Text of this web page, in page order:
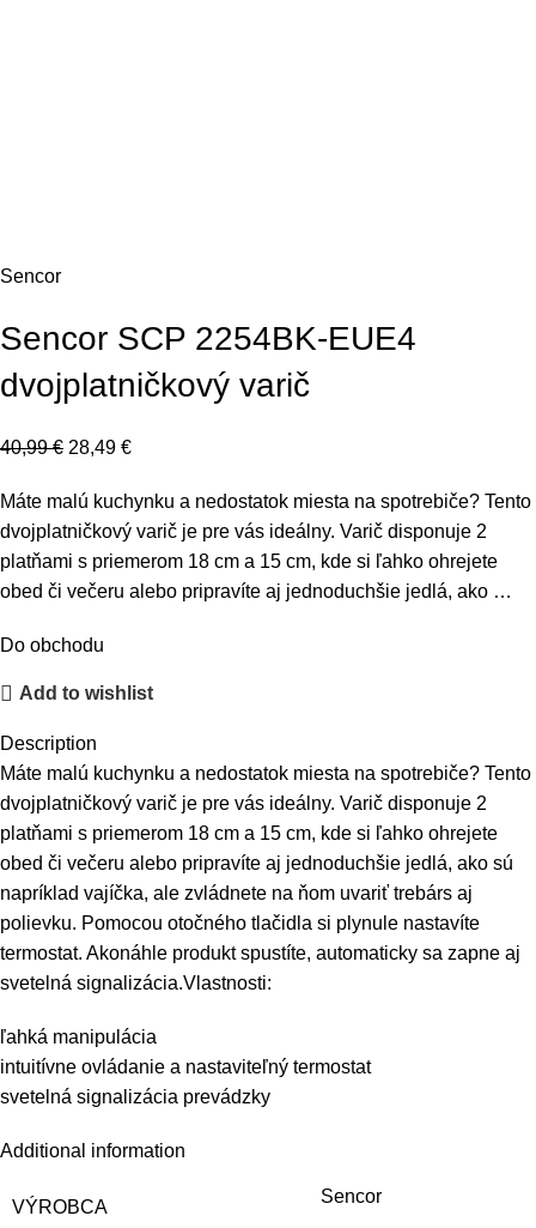
Sencor
Sencor SCP 2254BK-EUE4
dvojplatničkový varič
40,99€ 28,49 €
Máte malú kuchynku a nedostatok miesta na spotrebiče? Tento
dvojplatničkový varič je pre vás ideálny. Varič disponuje 2
platňami s priemerom 18 cm a 15 cm, kde si ľahko ohrejete
obed či večeru alebo pripravíte aj jednoduchšie jedlá, ako …
Do obchodu
Add to wishlist
Description
Máte malú kuchynku a nedostatok miesta na spotrebiče? Tento
dvojplatničkový varič je pre vás ideálny. Varič disponuje 2
platňami s priemerom 18 cm a 15 cm, kde si ľahko ohrejete
obed či večeru alebo pripravíte aj jednoduchšie jedlá, ako sú
napríklad vajíčka, ale zvládnete na ňom uvariť trebárs aj
polievku. Pomocou otočného tlačidla si plynule nastavíte
termostat. Akonáhle produkt spustíte, automaticky sa zapne aj
svetelná signalizácia.Vlastnosti:
ľahká manipulácia
intuitívne ovládanie a nastaviteľný termostat
svetelná signalizácia prevádzky
Additional information
VÝROBCA
Sencor